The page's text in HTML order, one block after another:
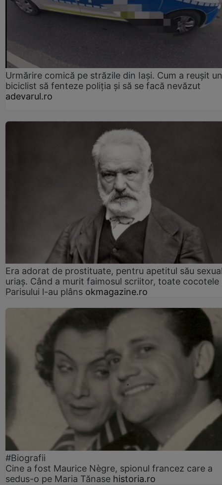
Urmărire comică pe străzile din Iași. Cum a reușit un
biciclist să fenteze poliția și să se facă nevăzut
adevarul.ro
Era adorat de prostituate, pentru apetitul său
uriaș. Când a murit faimosul scriitor, toate cocotele
Parisului l-au plâns okmagazine.ro
#Biografii
Cine a fost Maurice Nègre, spionul francez care a
sedus-o pe Maria Tănase historia.ro